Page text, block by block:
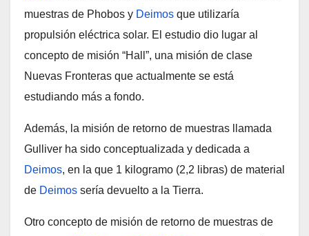
muestras de Phobos y Deimos que utilizaría
propulsión eléctrica solar. El estudio dio lugar al
concepto de misión “Hall”, una misión de clase
Nuevas Fronteras que actualmente se está
estudiando más a fondo.
Además, la misión de retorno de muestras llamada
Gulliver ha sido conceptualizada y dedicada a
Deimos, en la que 1 kilogramo (2,2 libras) de material
de Deimos sería devuelto a la Tierra.
Otro concepto de misión de retorno de muestras de